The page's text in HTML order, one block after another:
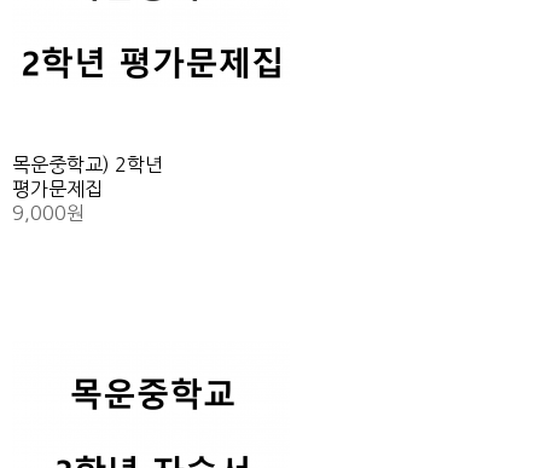
목운중학교) 2학년
평가문제집
9,000원